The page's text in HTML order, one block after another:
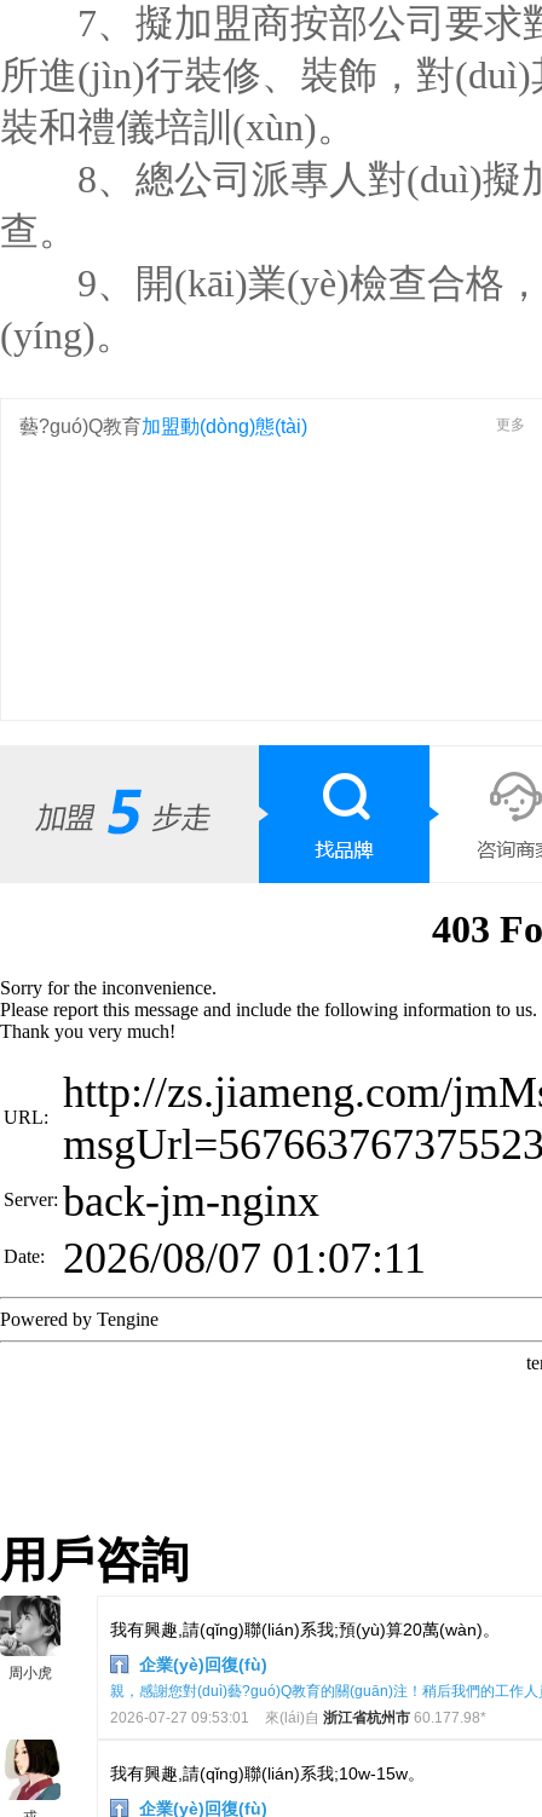
7、擬加盟商按部公司要求
所進(jìn)行裝修、裝飾，對
裝和禮儀培訓(xùn)。
8、總公司派專人對(duì)擬
查。
9、開(kāi)業(yè)檢查合格，
(yíng)。
藝?guó)Q教育加盟動(dòng)態(tài) 更多
用戶咨詢
周小虎
我有興趣,請(qǐng)聯(lián)系我;預(yù)算20萬(wàn)。
企業(yè)回復(fù)
親，感謝您對(duì)藝?guó)Q教育的關(guān)注！稍后我們的工作
2026-07-27 09:53:01
來(lái)自 浙江省杭州市 60.177.98*
我有興趣,請(qǐng)聯(lián)系我;10w-15w。
企業(yè)回復(fù)